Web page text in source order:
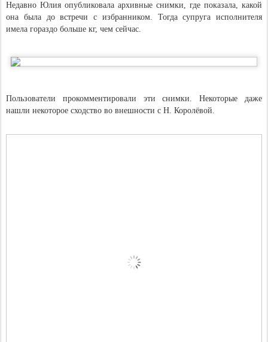
Недавно Юлия опубликовала архивные снимки, где показала, какой
она была до встречи с избранником. Тогда супруга исполнителя
имела гораздо больше кг, чем сейчас.
Пользователи прокомментировали эти снимки. Некоторые даже
нашли некоторое сходство во внешности с Н. Королёвой.